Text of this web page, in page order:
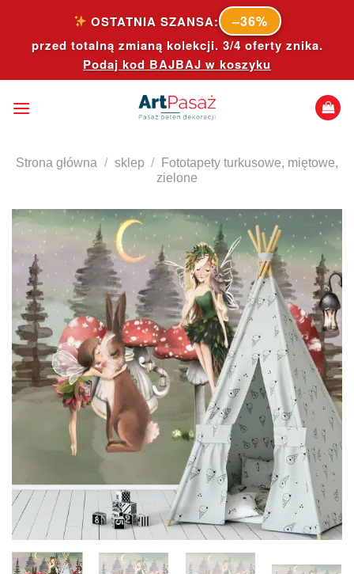
content
OSTATNIA SZANSA: –36%
przed totalną zmianą kolekcji. 3/4 oferty znika.
Podaj kod BAJBAJ w koszyku
Strona główna / sklep /
Fototapety turkusowe, miętowe,
zielone